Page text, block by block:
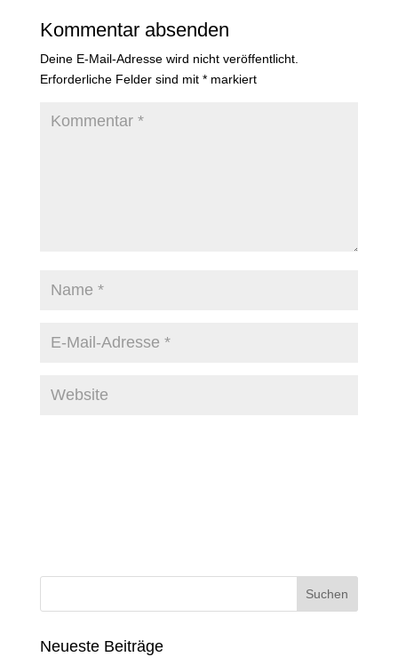
b
o
o
A
p
p
g
Kommentar absenden
Deine E-Mail-Adresse wird nicht veröffentlicht.
Erforderliche Felder sind mit *markiert
Neueste Beiträge